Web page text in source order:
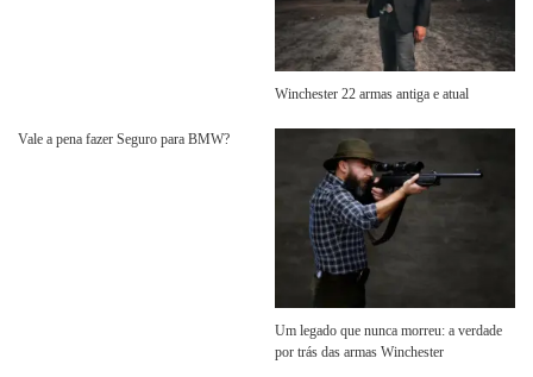
Winchester 22 armas antiga e atual
Vale a pena fazer Seguro para BMW?
Um legado que nunca morreu: a verdade
por trás das armas Winchester